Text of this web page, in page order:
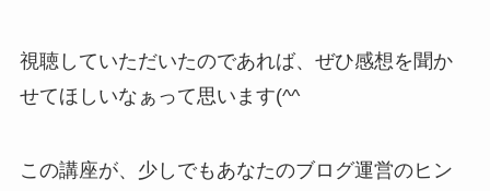
視聴していただいたのであれば、ぜひ感想を聞か
せてほしいなぁって思います(^^
この講座が、少しでもあなたのブログ運営のヒン